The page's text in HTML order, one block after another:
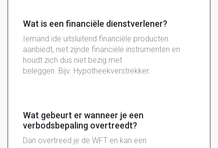
Wat is een financiële dienstverlener?
Iemand ide uitsluitend financiële producten
aanbiedt, niet zijnde financiële instrumenten en
houdt zich dus niet bezig met
beleggen. Bijv. Hypotheekverstrekker.
Wat gebeurt er wanneer je een
verbodsbepaling overtreedt?
Dan overtreed je de WFT en kan een